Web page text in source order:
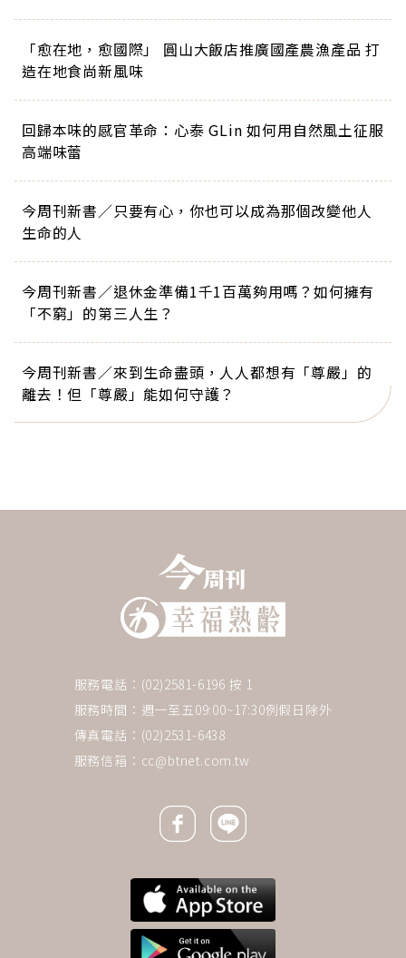
「愈在地，愈國際」 圓山大飯店推廣國產農漁產品 打
造在地食尚新風味
回歸本味的感官革命：心泰 GLin 如何用自然風土征服
高端味蕾
今周刊新書／只要有心，你也可以成為那個改變他人
生命的人
今周刊新書／退休金準備1千1百萬夠用嗎？如何擁有
「不窮」的第三人生？
今周刊新書／來到生命盡頭，人人都想有「尊嚴」的
離去！但「尊嚴」能如何守護？
服務電話：(02)2581-6196 按 1
服務時間：週一至五09:00~17:30例假日除外
傳真電話：(02)2531-6438
服務信箱： cc@btnet.com.tw
Facebook icon
Line icon